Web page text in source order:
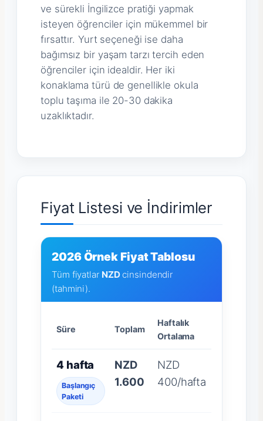
ve sürekli İngilizce pratiği yapmak
isteyen öğrenciler için mükemmel bir
fırsattır. Yurt seçeneği ise daha
bağımsız bir yaşam tarzı tercih eden
öğrenciler için idealdir. Her iki
konaklama türü de genellikle okula
toplu taşıma ile 20-30 dakika
uzaklıktadır.
Fiyat Listesi ve İndirimler
2026 Örnek Fiyat Tablosu
Tüm fiyatlar NZDcinsindendir
(tahmini).
Süre Toplam
Haftalık
Ortalama
4 hafta
Başlangıç
Paketi
NZD
1.600
NZD
400/hafta